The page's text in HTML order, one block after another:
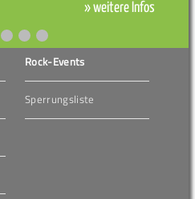
» weitere Infos
Rock-Events
Sperrungsliste